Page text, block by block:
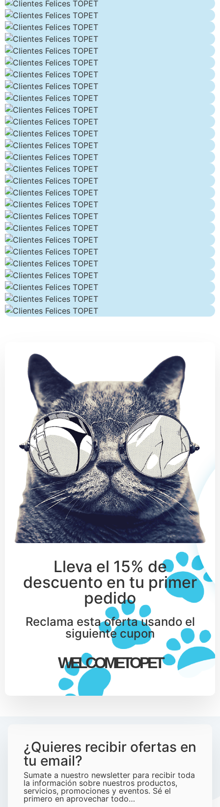
Lleva el 15% de
descuento en tu primer
pedido
Reclama esta oferta usando el
siguiente cupon
WELCOMETOPET
¿Quieres recibir ofertas en
tu email?
Sumate a nuestro newsletter para recibir toda
la información sobre nuestros productos,
servicios, promociones y eventos. Sé el
primero en aprovechar todo…